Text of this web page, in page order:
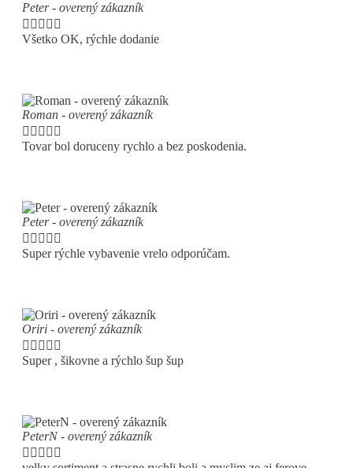
Peter - overený zákazník
    
Všetko OK, rýchle dodanie
Roman - overený zákazník
    
Tovar bol doruceny rychlo a bez poskodenia.
Peter - overený zákazník
    
Super rýchle vybavenie vrelo odporúčam.
Oriri - overený zákazník
    
Super , šikovne a rýchlo šup šup
PeterN - overený zákazník
    